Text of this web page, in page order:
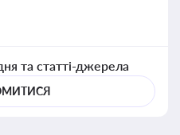
та статті-джерела